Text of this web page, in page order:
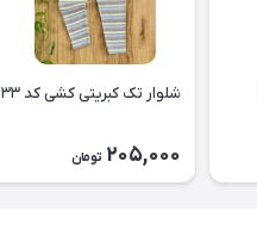
شلوار تک کبریتی کشی کد ۲۵۳۳
205,000 تومان